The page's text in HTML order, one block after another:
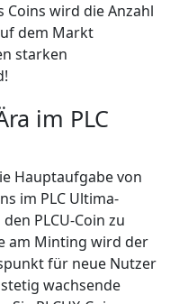
wird die Anzahl
dem Markt
starken
im PLC
Hauptaufgabe von
im PLC Ultima-
PLCU-Coin zu
am Minting wird der
für neue Nutzer
wachsende